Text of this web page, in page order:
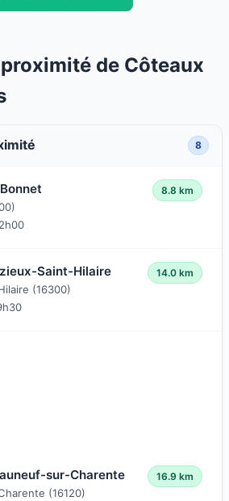
de Côteaux
8
8.8 km
Saint-Hilaire
(16300)
14.0 km
sur-Charente
(16120)
16.9 km